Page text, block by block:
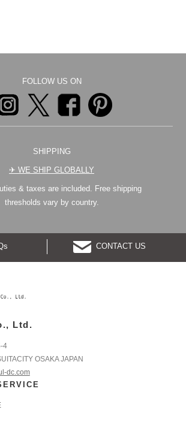
FOLLOW US ON
SHIPPING
✈︎ WE SHIP GLOBALLY
& taxes are included. Free shipping
thresholds vary by country.
CONTACT US
Ltd.
4
OSAKA JAPAN
dc.com